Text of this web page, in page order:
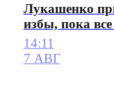
Лукашенко
избы, пока
14:11
7 АВГ